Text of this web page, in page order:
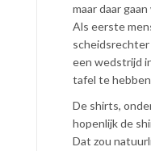
maar daar
Als eerste
scheidsrechter
een wedstrijd
tafel te
De shirts,
hopenlijk de
Dat zou